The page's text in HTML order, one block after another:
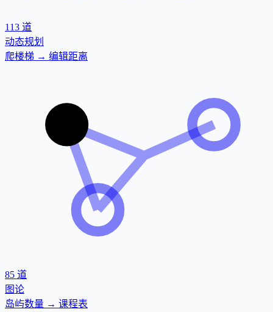
113 道
动态规划
爬楼梯 → 编辑距离
85 道
图论
岛屿数量 → 课程表